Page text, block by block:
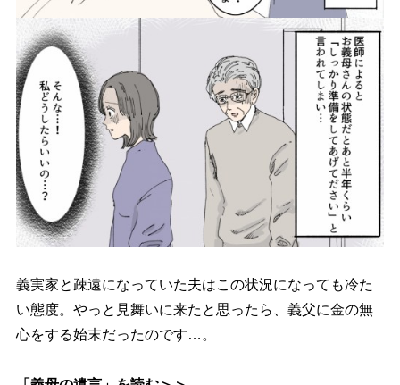
義実家と疎遠になっていた夫はこの状況になっても冷た
い態度。やっと見舞いに来たと思ったら、義父に金の無
心をする始末だったのです…。